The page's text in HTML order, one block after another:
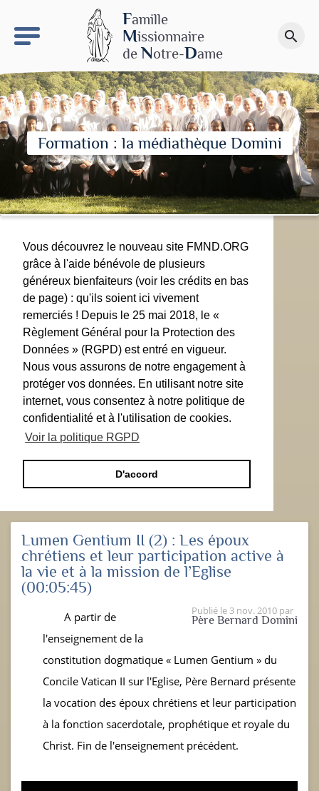
Famille
Missionnaire
de Notre-Dame
search
Faire un don
Formation : la médiathèque Domini
Vous découvrez le nouveau site FMND.ORG
grâce à l'aide bénévole de plusieurs
généreux bienfaiteurs (voir les crédits en bas
de page) : qu'ils soient ici vivement
remerciés ! Depuis le 25 mai 2018, le «
Règlement Général pour la Protection des
Données » (RGPD) est entré en vigueur.
Nous vous assurons de notre engagement à
protéger vos données. En utilisant notre site
internet, vous consentez à notre politique de
confidentialité et à l'utilisation de cookies.
Voir la politique RGPD
D'accord
Lumen Gentium II (2) : Les époux
chrétiens et leur participation active à
la vie et à la mission de l’Eglise
(00:05:45)
Publié le 3 nov. 2010 par
Père Bernard Domini
A partir de
l'enseignement de la
constitution dogmatique « Lumen Gentium » du
Concile Vatican II sur l'Eglise, Père Bernard présente
la vocation des époux chrétiens et leur participation
à la fonction sacerdotale, prophétique et royale du
Christ. Fin de l'enseignement précédent.